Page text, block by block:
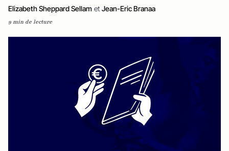
Elizabeth Sheppard Sellam et Jean-Eric Branaa
9 min de lecture